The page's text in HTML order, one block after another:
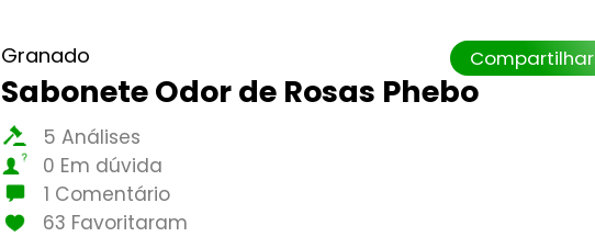
Compartilhar
Granado
Sabonete Odor de Rosas Phebo
5 Análises
0 Em dúvida
1 Comentário
63 Favoritaram